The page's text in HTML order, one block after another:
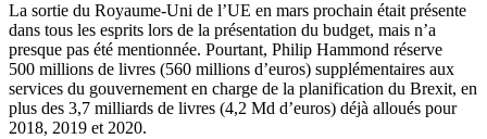
La sortie du Royaume-Uni de l’UE en mars prochain était présente
dans tous les esprits lors de la présentation du budget, mais n’a
presque pas été mentionnée. Pourtant, Philip Hammond réserve
500 millions de livres (560 millions d’euros) supplémentaires aux
services du gouvernement en charge de la planification du Brexit, en
plus des 3,7 milliards de livres (4,2 Md d’euros) déjà alloués pour
2018, 2019 et 2020.